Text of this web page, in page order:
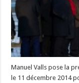
Manuel Valls pose la
le 11 décembre 2014